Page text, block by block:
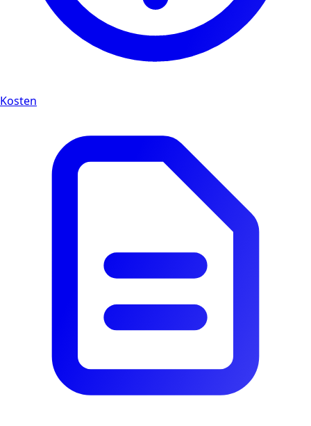
Kosten